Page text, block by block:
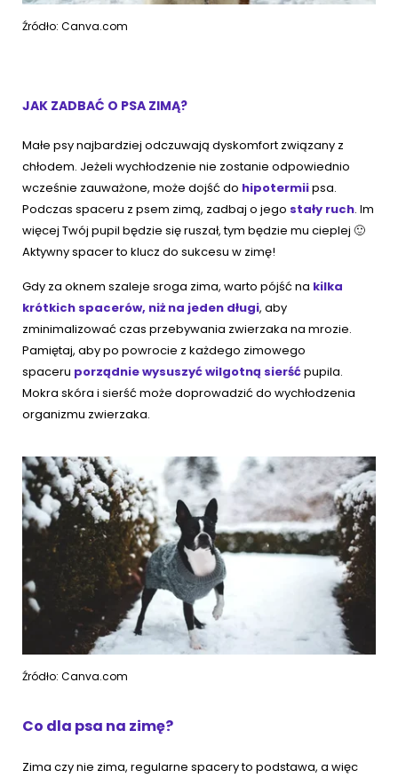
Źródło: Canva.com
JAK ZADBAĆ O PSA ZIMĄ?
Małe psy najbardziej odczuwają dyskomfort związany z
chłodem. Jeżeli wychłodzenie nie zostanie odpowiednio
wcześnie zauważone, może dojść do hipotermiipsa.
Podczas spaceru z psem zimą, zadbaj o jego stały ruch. Im
więcej Twój pupil będzie się ruszał, tym będzie mu cieplej 🙂
Aktywny spacer to klucz do sukcesu w zimę!
Gdy za oknem szaleje sroga zima, warto pójść na kilka
krótkich spacerów, niż na jeden długi, aby
zminimalizować czas przebywania zwierzaka na mrozie.
Pamiętaj, aby po powrocie z każdego zimowego
spaceru porządnie wysuszyć wilgotną sierśćpupila.
Mokra skóra i sierść może doprowadzić do wychłodzenia
organizmu zwierzaka.
Źródło: Canva.com
Co dla psa na zimę?
Zima czy nie zima, regularne spacery to podstawa, a więc